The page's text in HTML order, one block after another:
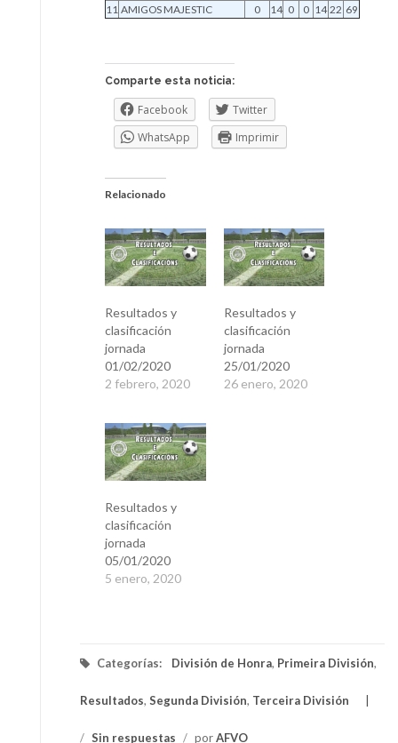
11 AMIGOS MAJESTIC 0 14 0 0 14 22 69
Comparte esta noticia:
Facebook
Twitter
WhatsApp
Imprimir
Relacionado
Resultados y
clasificación
jornada
01/02/2020
2 febrero, 2020
Resultados y
clasificación
jornada
25/01/2020
26 enero, 2020
Resultados y
clasificación
jornada
05/01/2020
5 enero, 2020
Categorías: División de Honra, Primeira División,
Resultados, Segunda División, Terceira División
/ Sin respuestas / porAFVO